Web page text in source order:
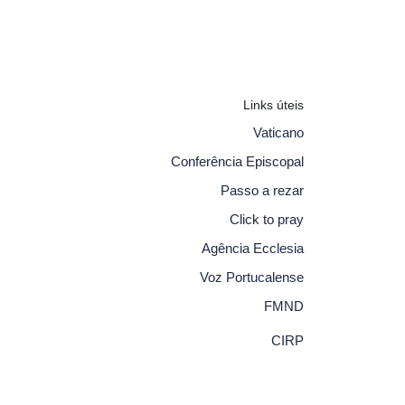
Links úteis
Vaticano
Conferência Episcopal
Passo a rezar
Click to pray
Agência Ecclesia
Voz Portucalense
FMND
CIRP